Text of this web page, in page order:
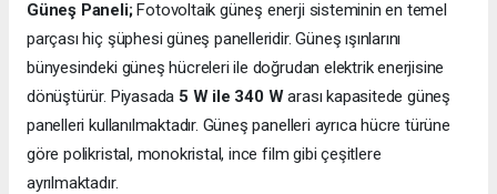
Güneş Paneli;Fotovoltaik güneş enerji sisteminin en temel
parçası hiç şüphesi güneş panelleridir. Güneş ışınlarını
bünyesindeki güneş hücreleri ile doğrudan elektrik enerjisine
dönüştürür. Piyasada 5 W ile 340 Warası kapasitede güneş
panelleri kullanılmaktadır. Güneş panelleri ayrıca hücre türüne
göre polikristal, monokristal, ince film gibi çeşitlere
ayrılmaktadır.